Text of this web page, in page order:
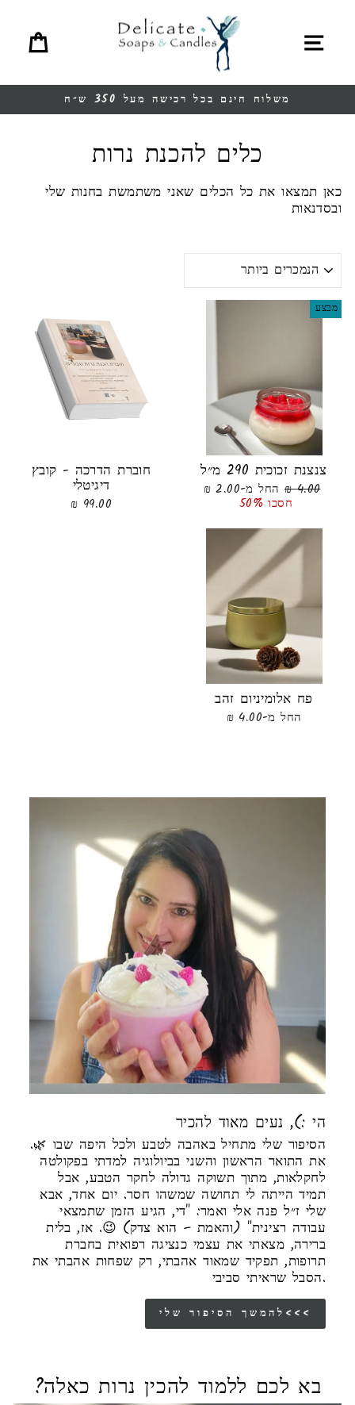
עצור
משלוח חינם בכל רכישה מעל 350 ש״ח
כלים להכנת נרות
כאן תמצאו את כל הכלים שאני משתמשת בחנות שלי
ובסדנאות
מינו
לפי
מבצע
צנצנת זכוכית 290 מ״ל
מחיר
4.00 ₪ מחיר
מבצע
החל מ-2.00 ₪
חסכו 50%
חוברת הדרכה - קובץ
דיגיטלי
99.00 ₪
פח אלומיניום זהב
החל מ-4.00 ₪
הי :), נעים מאוד להכיר
הסיפור שלי מתחיל באהבה לטבע ולכל היפה שבו 🌿.
את התואר הראשון והשני בביולוגיה למדתי בפקולטה
לחקלאות, מתוך תשוקה גדולה לחקר הטבע, אבל
תמיד הייתה לי תחושה שמשהו חסר. יום אחד, אבא
שלי ז״ל פנה אלי ואמר: "די, הגיע הזמן שתמצאי
עבודה רצינית" (והאמת – הוא צדק) 😉. אז, בלית
ברירה, מצאתי את עצמי כנציגה רפואית בחברת
תרופות, תפקיד שמאוד אהבתי, רק שפחות אהבתי את
הסבל שראיתי סביבי.
להמשך הסיפור שלי<<<
בא לכם ללמוד להכין נרות כאלה?